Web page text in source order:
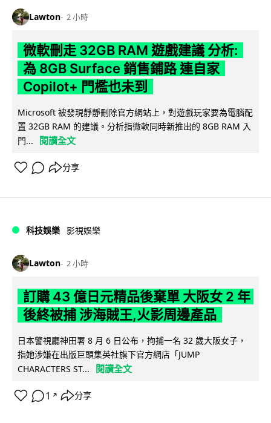
Lawton 2 小時
微軟刪走 32GB RAM 遊戲建議 分析:
為 8GB Surface 銷售鋪路 連自家
Copilot+ 門檻也未到
Microsoft 被發現靜靜刪除官方網站上，對遊戲玩家要為電腦配
置 32GB RAM 的建議。分析指微軟同時新推出的 8GB RAM 入
門...
閱讀全文
分享
科技娛樂 影視娛樂
Lawton 2 小時
訂購 43 億日元精品後棄單 大阪女 2 年
後終被捕 涉海賊王,火影周邊產品
日本警視廳神田署 8 月 6 日公布，拘捕一名 32 歲大阪女子，
指她涉嫌在出版巨頭集英社旗下官方網店「JUMP
CHARACTERS ST...
閱讀全文
1 ↗ 分享